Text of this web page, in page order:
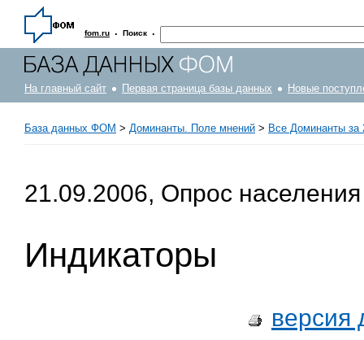
fom.ru · Поиск ·
На главный сайт Первая страница базы данных Новые
База данных ФОМ > Доминанты. Поле мнений > Все Доминанты за
21.09.2006, Опрос населения
Индикаторы
версия